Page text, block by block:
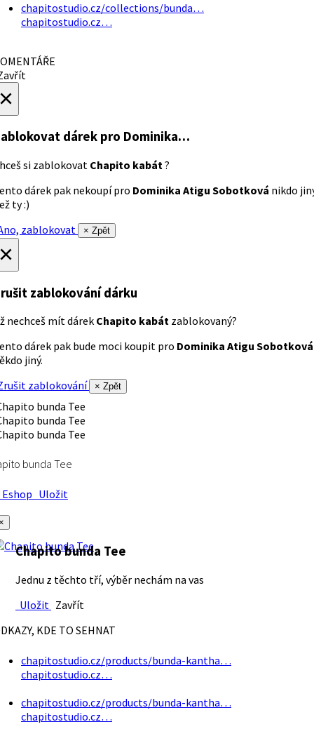
chapitostudio.cz/collections/bunda…
chapitostudio.cz…
dárek pro Dominika…
si zablokovat Chapito kabát ?
dárek pak nekoupí pro Dominika Atigu Sobotková nikdo
ty :)
zablokovat
× Zpět
zablokování dárku
nechceš mít dárek Chapito kabát zablokovaný?
dárek pak bude moci koupit pro Dominika Atigu Sobotková
jiný.
zablokování
× Zpět
bunda Tee
Uložit
Chapito bunda Tee
Jednu z těchto tří, výběr nechám na vas
Uložit Zavřít
KDE TO SEHNAT
chapitostudio.cz/products/bunda-kantha…
chapitostudio.cz…
chapitostudio.cz/products/bunda-kantha…
chapitostudio.cz…